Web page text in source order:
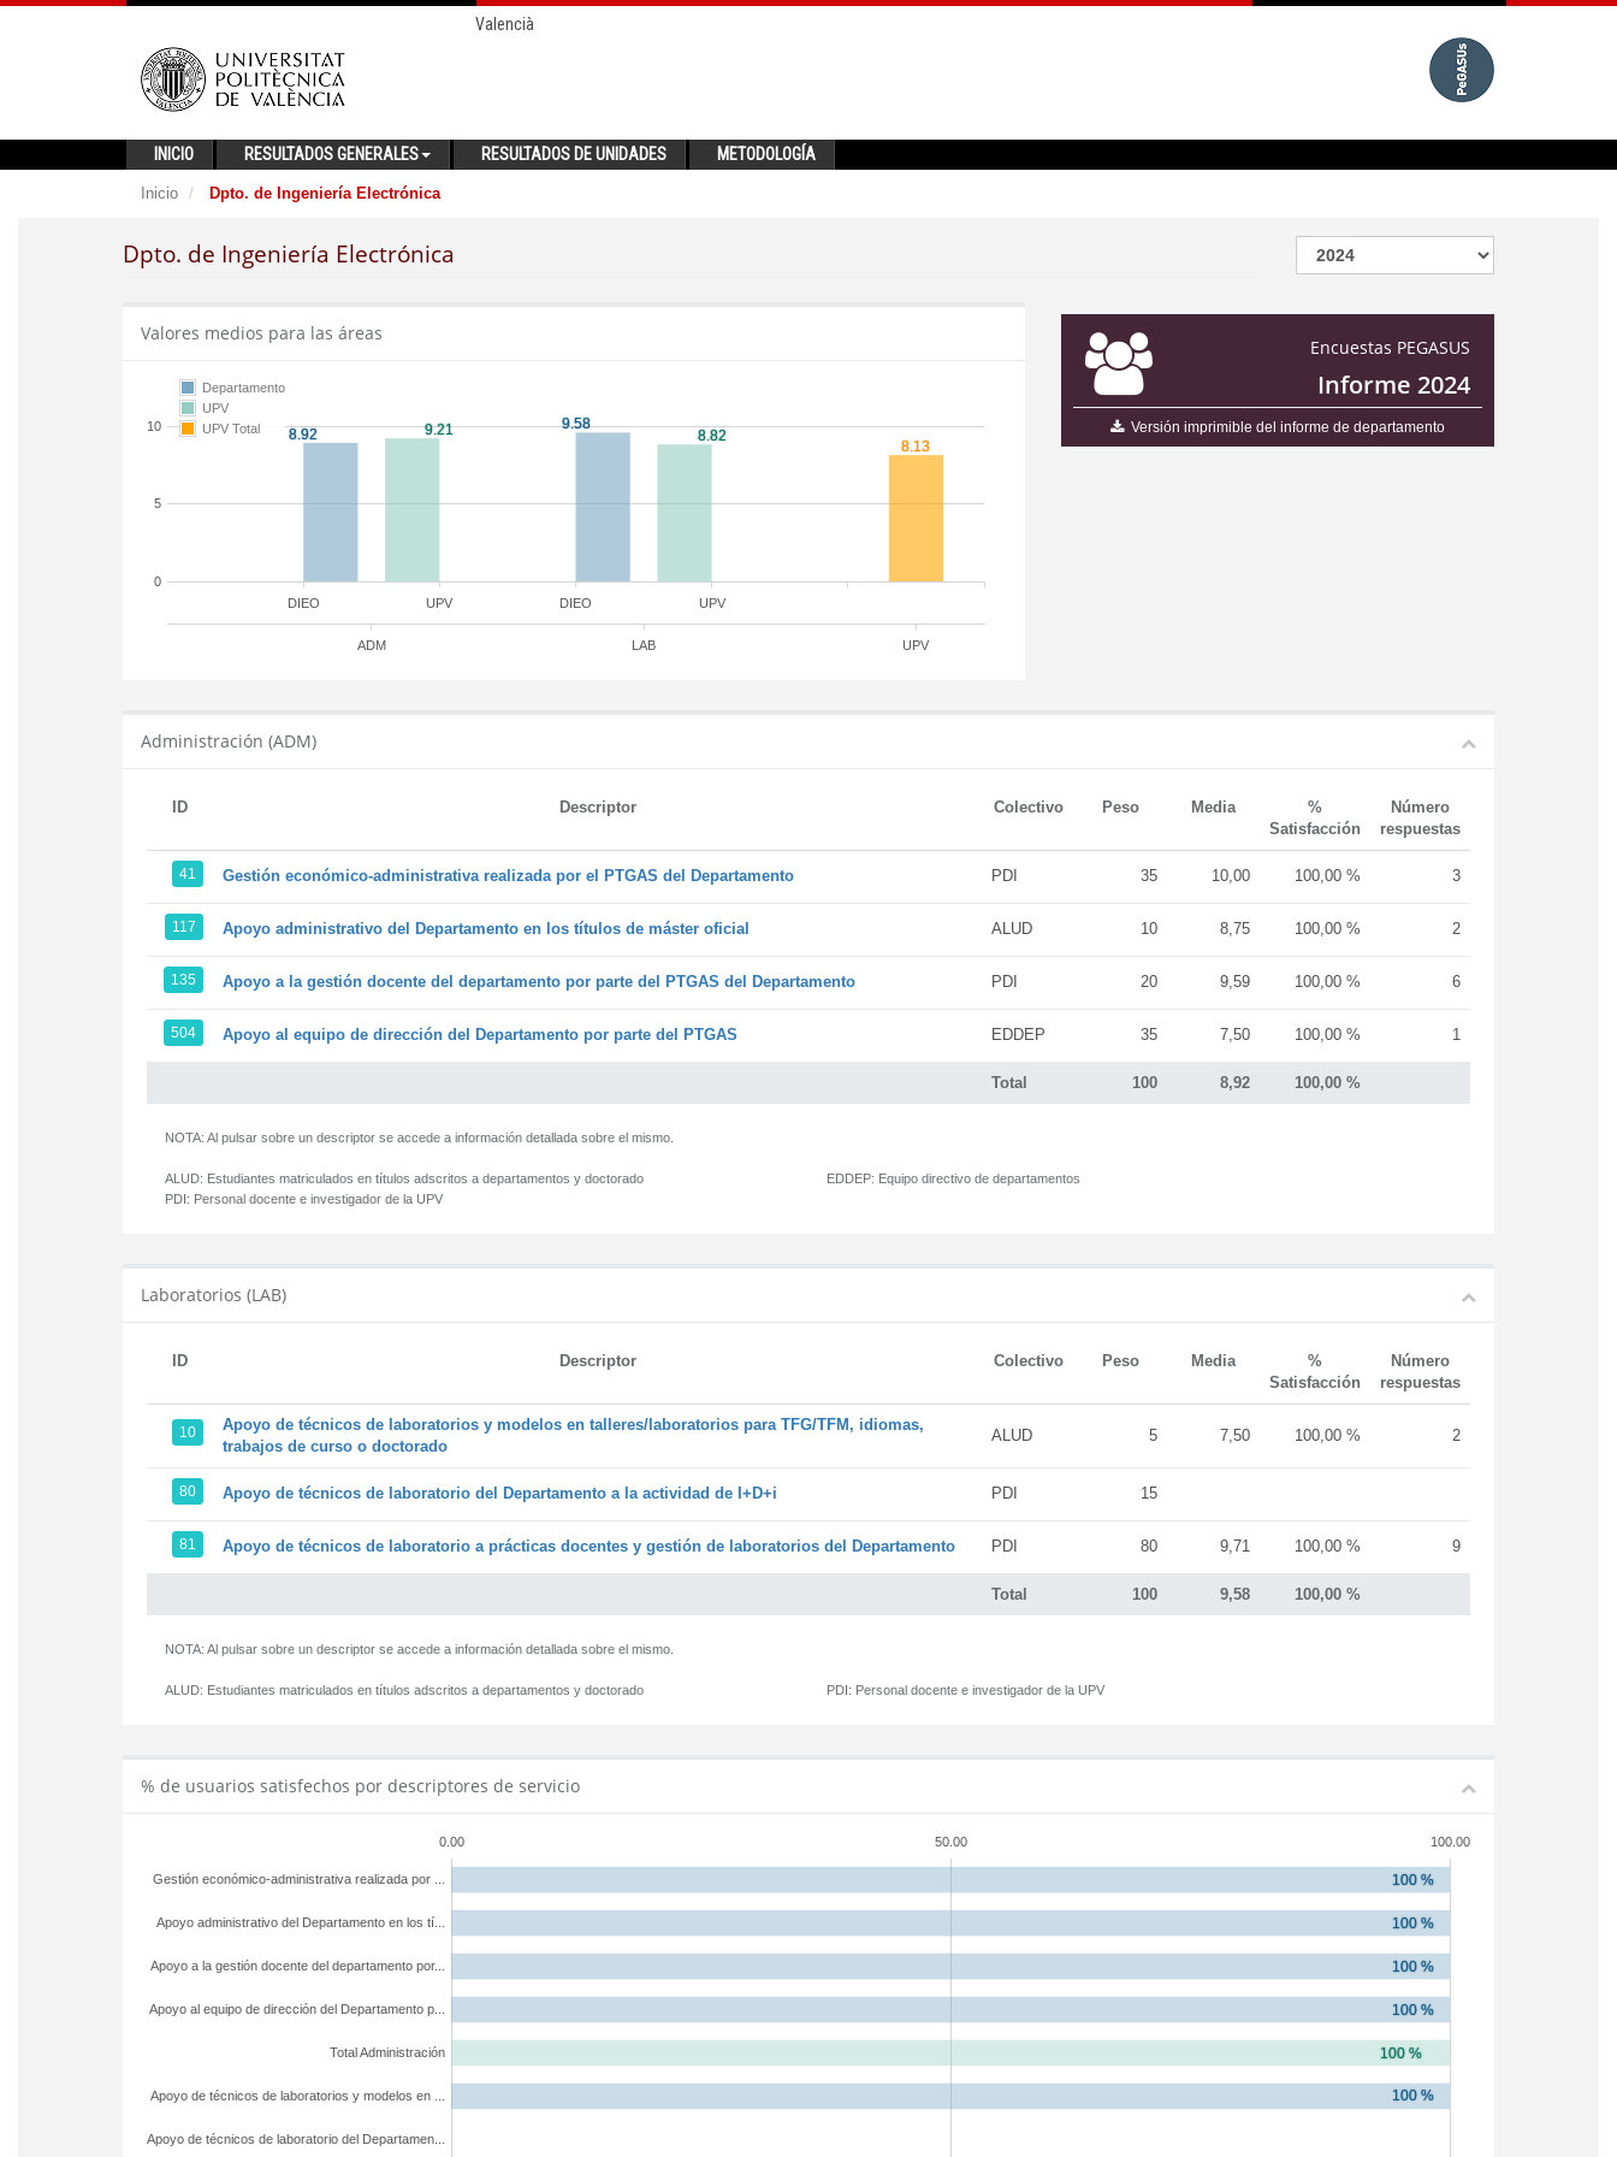
Valencià
INICIO RESULTADOS GENERALES RESULTADOS DE UNIDADES METODOLOGÍA
Inicio Dpto. de Ingeniería Electrónica
Dpto. de Ingeniería Electrónica
Encuestas PEGASUS
Informe 2024
Versión imprimible del informe de departamento
Valores medios para las áreas
DIEO DIEO
UPV UPV
ADM LAB UPV
0
5
10
Departamento
UPV
UPV Total
Administración (ADM)
ID Descriptor Colectivo Peso Media
%
Satisfacción
Número
respuestas
Total 100 8,92 100,00 %
41 Gestión económico-administrativa realizada por el PTGAS del Departamento PDI 35 10,00 100,00 % 3
117 Apoyo administrativo del Departamento en los títulos de máster oficial ALUD 10 8,75 100,00 % 2
135 Apoyo a la gestión docente del departamento por parte del PTGAS del Departamento PDI 20 9,59 100,00 % 6
504 Apoyo al equipo de dirección del Departamento por parte del PTGAS EDDEP 35 7,50 100,00 % 1
NOTA: Al pulsar sobre un descriptor se accede a información detallada sobre el mismo.
ALUD: Estudiantes matriculados en títulos adscritos a departamentos y doctorado
PDI: Personal docente e investigador de la UPV
EDDEP: Equipo directivo de departamentos
Laboratorios (LAB)
ID Descriptor Colectivo Peso Media
%
Satisfacción
Número
respuestas
Total 100 9,58 100,00 %
10
Apoyo de técnicos de laboratorios y modelos en talleres/laboratorios para TFG/TFM, idiomas,
trabajos de curso o doctorado
ALUD 5 7,50 100,00 % 2
80 Apoyo de técnicos de laboratorio del Departamento a la actividad de I+D+i PDI 15
81 Apoyo de técnicos de laboratorio a prácticas docentes y gestión de laboratorios del Departamento PDI 80 9,71 100,00 % 9
NOTA: Al pulsar sobre un descriptor se accede a información detallada sobre el mismo.
ALUD: Estudiantes matriculados en títulos adscritos a departamentos y doctorado PDI: Personal docente e investigador de la UPV
% de usuarios satisfechos por descriptores de servicio
0.00 50.00 100.00
Apoyo de técnicos de laboratorio del Departamen...
Apoyo de técnicos de laboratorios y modelos en ...
Total Administración
Apoyo al equipo de dirección del Departamento p...
Apoyo a la gestión docente del departamento por...
Apoyo administrativo del Departamento en los tí...
Gestión económico-administrativa realizada por ...